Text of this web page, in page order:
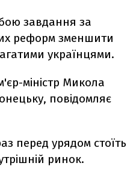
завдання за
реформ зменшити
українцями.
міністр Микола
повідомляє
перед урядом стоїть
ринок.